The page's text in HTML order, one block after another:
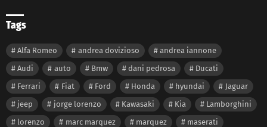
Tags
Alfa Romeo andrea dovizioso
andrea iannone
Audi
auto Bmw dani pedrosa
Ducati
Ferrari
Fiat Ford Honda hyundai
Jaguar
jeep
jorge lorenzo Kawasaki Kia
Lamborghini
lorenzo
marc marquez marquez
maserati